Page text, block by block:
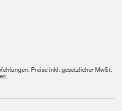
Preise inkl. gesetzlicher MwSt.